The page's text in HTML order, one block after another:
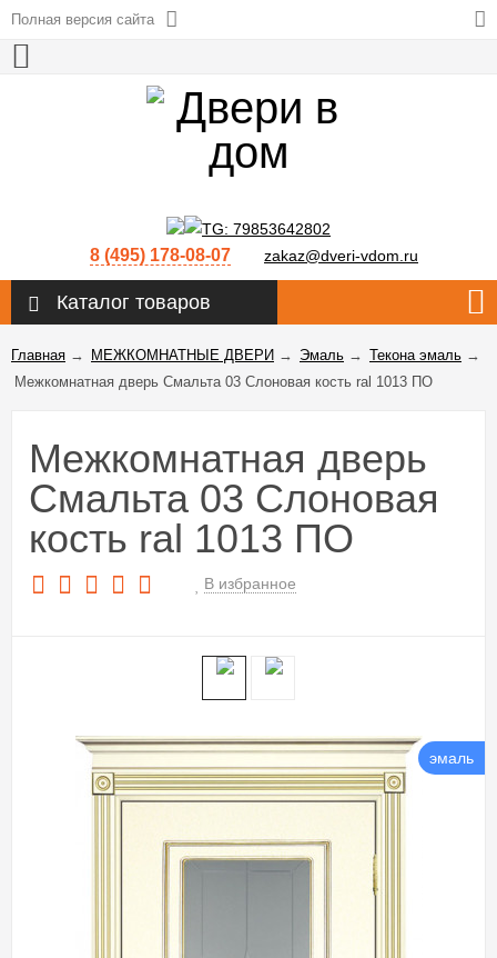
Полная версия сайта
8 (495) 178-08-07 zakaz@dveri-vdom.ru
Каталог товаров
Главная → МЕЖКОМНАТНЫЕ ДВЕРИ → Эмаль → Текона эмаль →
Межкомнатная дверь Смальта 03 Слоновая кость ral 1013 ПО
Межкомнатная дверь
Смальта 03 Слоновая
кость ral 1013 ПО
В избранное
эмаль